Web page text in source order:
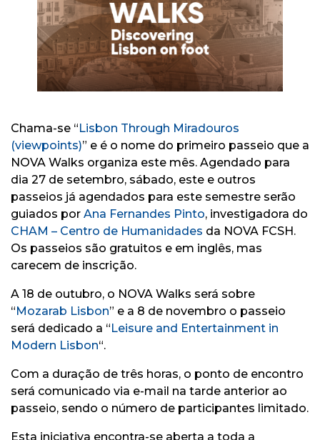
Chama-se “Lisbon Through Miradouros
(viewpoints)” e é o nome do primeiro passeio que a
NOVA Walks organiza este mês. Agendado para
dia 27 de setembro, sábado, este e outros
passeios já agendados para este semestre serão
guiados por Ana Fernandes Pinto, investigadora do
CHAM – Centro de Humanidades da NOVA FCSH.
Os passeios são gratuitos e em inglês, mas
carecem de inscrição.
A 18 de outubro, o NOVA Walks será sobre
“Mozarab Lisbon” e a 8 de novembro o passeio
será dedicado a “Leisure and Entertainment in
Modern Lisbon“.
Com a duração de três horas, o ponto de encontro
será comunicado via e-mail na tarde anterior ao
passeio, sendo o número de participantes limitado.
Esta iniciativa encontra-se aberta a toda a